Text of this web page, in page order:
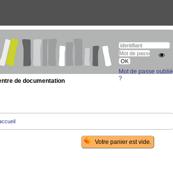
de documentation
Mot de passe oublié
?